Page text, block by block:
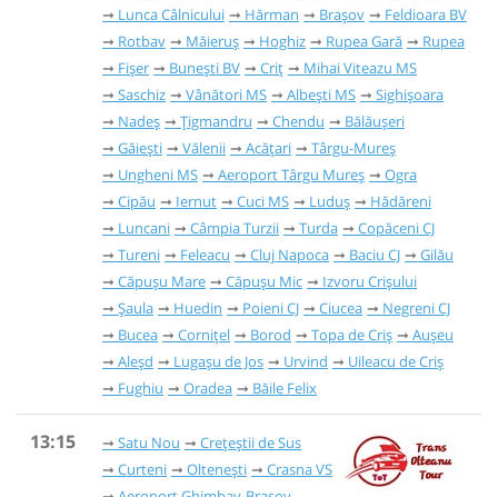
Lunca Câlnicului
Hărman Brașov
Feldioara BV
Rotbav
Măieruș Hoghiz Rupea Gară
Rupea
Fișer
Bunești BV Criț
Mihai Viteazu MS
Saschiz
Vânători MS Albești MS
Sighișoara
Nadeș
Țigmandru Chendu
Bălăușeri
Găieşti
Vălenii Acățari
Târgu-Mureș
Ungheni MS
Aeroport Târgu Mureș
Ogra
Cipău
Iernut Cuci MS Luduș
Hădăreni
Luncani
Câmpia Turzii Turda
Copăceni CJ
Tureni
Feleacu Cluj Napoca Baciu CJ
Gilău
Căpușu Mare
Căpușu Mic
Izvoru Crișului
Șaula
Huedin Poieni CJ Ciucea
Negreni CJ
Bucea
Cornițel Borod Topa de Criș
Aușeu
Aleșd
Lugașu de Jos Urvind
Uileacu de Criș
Fughiu
Oradea Băile Felix
13:15 Satu Nou
Crețeștii de Sus
Curteni
Oltenești
Crasna VS